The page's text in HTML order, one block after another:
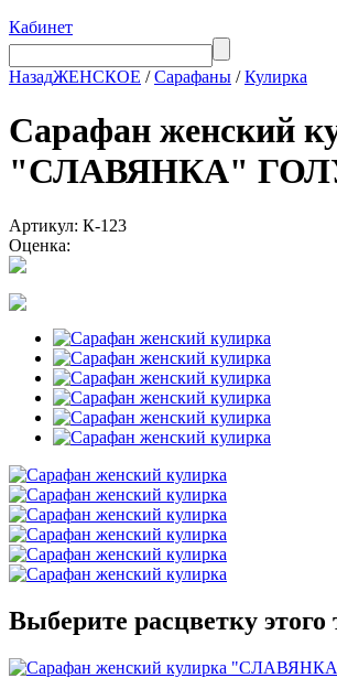
Кабинет
НазадЖЕНСКОЕ /Сарафаны /Кулирка
Сарафан женский
"СЛАВЯНКА"
Артикул: К-123
Оценка:
Выберите расцветку этого